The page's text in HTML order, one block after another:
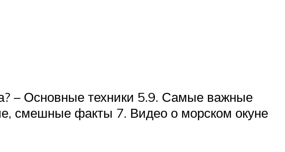
– Основные техники 5.9. Самые важные
смешные факты 7. Видео о морском окуне